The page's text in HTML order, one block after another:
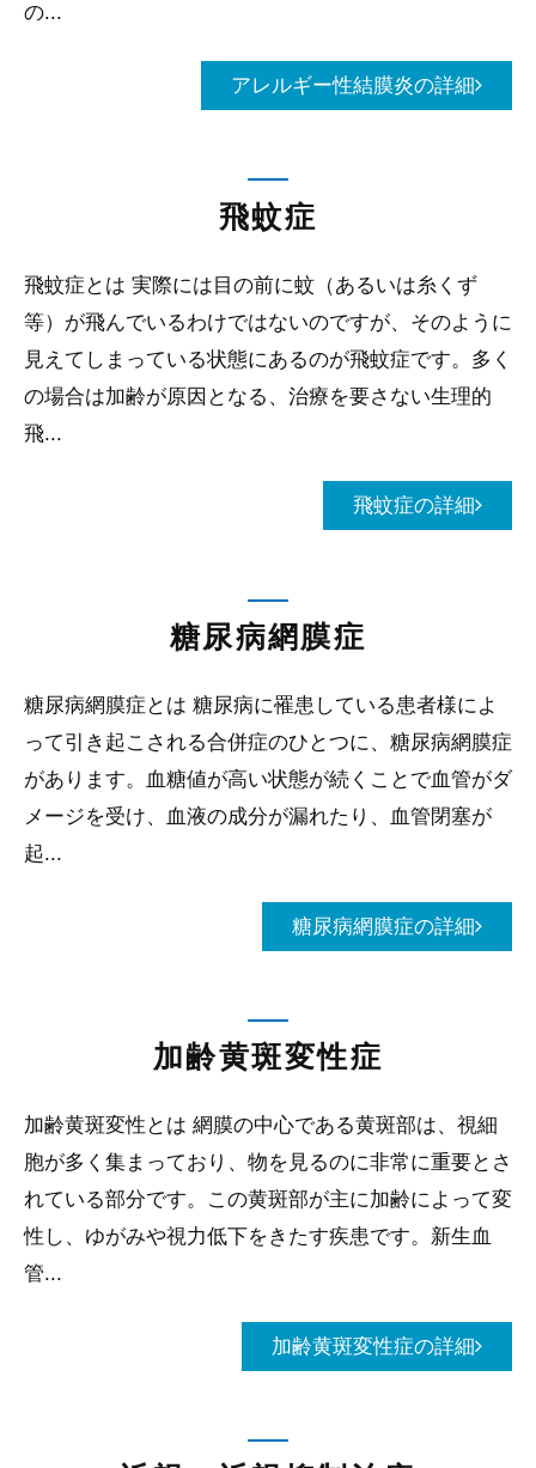
の...
アレルギー性結膜炎の詳細
飛蚊症
飛蚊症とは 実際には目の前に蚊（あるいは糸くず
等）が飛んでいるわけではないのですが、そのように
見えてしまっている状態にあるのが飛蚊症です。多く
の場合は加齢が原因となる、治療を要さない生理的
飛...
飛蚊症の詳細
糖尿病網膜症
糖尿病網膜症とは 糖尿病に罹患している患者様によ
って引き起こされる合併症のひとつに、糖尿病網膜症
があります。血糖値が高い状態が続くことで血管がダ
メージを受け、血液の成分が漏れたり、血管閉塞が
起...
糖尿病網膜症の詳細
加齢黄斑変性症
加齢黄斑変性とは 網膜の中心である黄斑部は、視細
胞が多く集まっており、物を見るのに非常に重要とさ
れている部分です。この黄斑部が主に加齢によって変
性し、ゆがみや視力低下をきたす疾患です。新生血
管...
加齢黄斑変性症の詳細